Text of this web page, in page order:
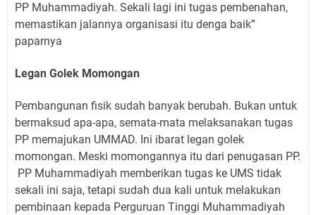
PP Muhammadiyah. Sekali lagi ini tugas pembenahan,
memastikan jalannya organisasi itu denga baik”
paparnya
Legan Golek Momongan
Pembangunan fisik sudah banyak berubah. Bukan untuk
bermaksud apa-apa, semata-mata melaksanakan tugas
PP memajukan UMMAD. Ini ibarat legan golek
momongan. Meski momongannya itu dari penugasan PP.
PP Muhammadiyah memberikan tugas ke UMS tidak
sekali ini saja, tetapi sudah dua kali untuk melakukan
pembinaan kepada Perguruan Tinggi Muhammadiyah